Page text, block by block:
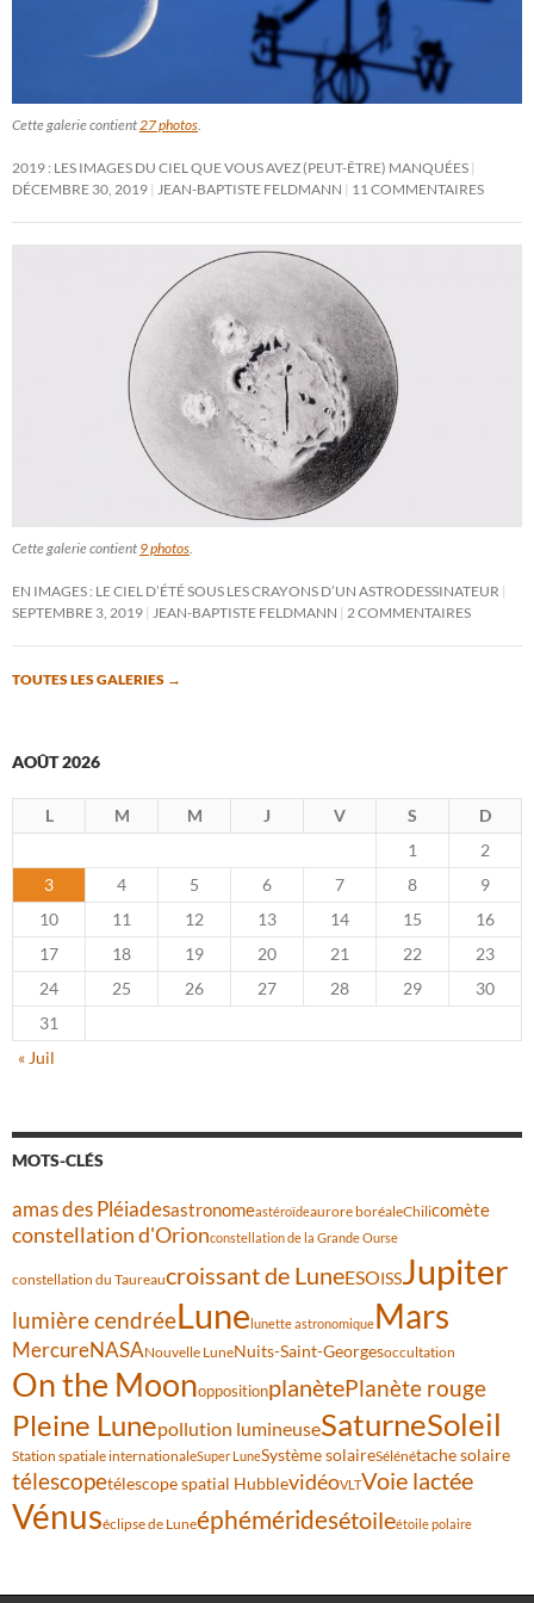
Cette galerie contient 27 photos
2019 : LES IMAGES DU CIEL QUE VOUS AVEZ (PEUT-ÊTRE) MANQUÉES
DÉCEMBRE 30, 2019
JEAN-BAPTISTE FELDMANN 11 COMMENTAIRES
Cette galerie contient 9 photos
EN IMAGES : LE CIEL D’ÉTÉ SOUS LES CRAYONS D’UN ASTRODESSINATEUR
SEPTEMBRE 3, 2019
JEAN-BAPTISTE FELDMANN 2 COMMENTAIRES
TOUTES LES GALERIES →
AOÛT 2026
L M M J V S
D
1
2
3
4 5 6 7 8
9
10
11 12 13 14 15
16
17
18 19 20 21 22
23
24
25 26 27 28 29
30
31
« Juil
MOTS-CLÉS
amas des Pléiadesastronomeastéroïdeaurore boréaleChilicomète
constellation d'Orionconstellation de la Grande Ourse
constellation du Taureaucroissant de LuneESOISSJupiter
lumière cendréeLunelunette astronomiqueMars
MercureNASANouvelle LuneNuits-Saint-Georgesoccultation
On the MoonoppositionplanètePlanète rouge
Pleine Lunepollution lumineuseSaturneSoleil
Station spatiale internationaleSuper LuneSystème solaireSélénétache solaire
télescopetélescope spatial HubblevidéoVLTVoie lactée
Vénuséclipse de Luneéphéméridesétoileétoile polaire